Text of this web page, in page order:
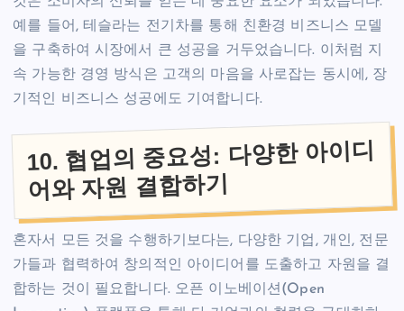
예를 들어, 테슬라는 전기차를 통해 친환경 비즈니스 모델
을 구축하여 시장에서 큰 성공을 거두었습니다. 이처럼 지
속 가능한 경영 방식은 고객의 마음을 사로잡는 동시에, 장
기적인 비즈니스 성공에도 기여합니다.
10. 협업의 중요성: 다양한 아이디
어와 자원 결합하기
혼자서 모든 것을 수행하기보다는, 다양한 기업, 개인, 전문
가들과 협력하여 창의적인 아이디어를 도출하고 자원을 결
합하는 것이 필요합니다. 오픈 이노베이션(Open